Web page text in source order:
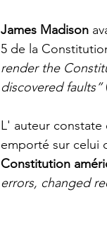
James Madison
5 de la
render the
discovered faults”
L' auteur constate
emporté sur celui
Constitution
errors, changed